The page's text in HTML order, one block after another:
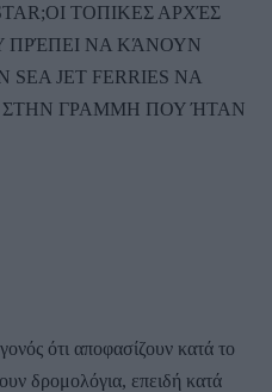
ΤΟΠΙΚΕΣ ΑΡΧΈΣ
ΠΡΈΠΕΙ ΝΑ ΚΆΝΟΥΝ
JET FERRIES ΝΑ
ΣΤΗΝ ΓΡΑΜΜΗ ΠΟΥ ΉΤΑΝ
ότι αποφασίζουν κατά το
δρομολόγια, επειδή κατά